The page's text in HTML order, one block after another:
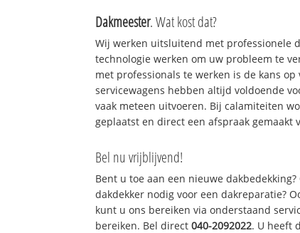
Dakmeester. Wat kost dat?
Wij werken uitsluitend met professionele
technologie werken om uw probleem te
met professionals te werken is de kans
servicewagens hebben altijd voldoende
vaak meteen uitvoeren. Bij calamiteiten
geplaatst en direct een afspraak gemaakt
Bel nu vrijblijvend!
Bent u toe aan een nieuwe
dakdekker nodig voor een dakreparatie?
kunt u ons bereiken via onderstaand
bereiken. Bel direct040-2092022. U heeft